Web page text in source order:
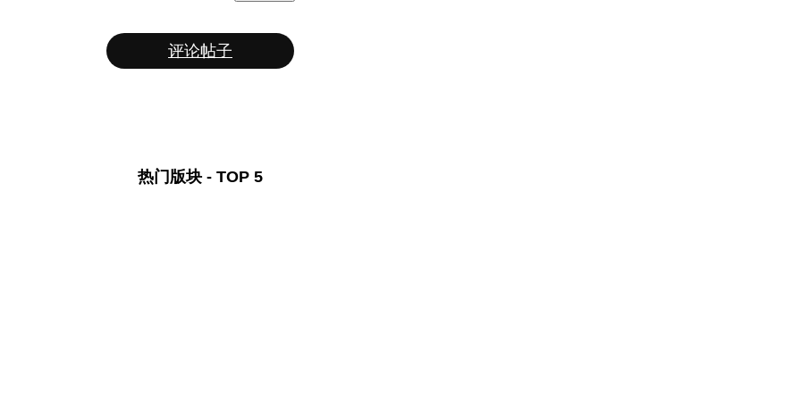
评论帖子
热门版块 - TOP 5